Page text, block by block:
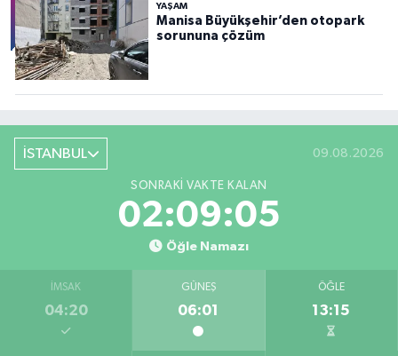
YAŞAM
Manisa Büyükşehir’den otopark
sorununa çözüm
İSTANBUL 09.08.2026
SONRAKI VAKTE KALAN
02:09:03
Öğle Namazı
İMSAK
04:20
GÜNEŞ
06:01
ÖĞLE
13:15